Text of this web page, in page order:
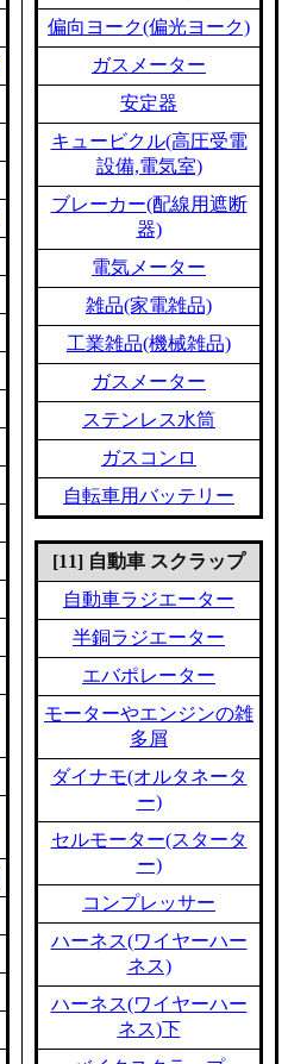
偏向ヨーク(偏光ヨーク)
ガスメーター
安定器
キュービクル(高圧受電
設備,電気室)
ブレーカー(配線用遮断
器)
電気メーター
雑品(家電雑品)
工業雑品(機械雑品)
ガスメーター
ステンレス水筒
ガスコンロ
自転車用バッテリー
[11] 自動車 スクラップ
自動車ラジエーター
半銅ラジエーター
エバポレーター
モーターやエンジンの雑
多屑
ダイナモ(オルタネータ
ー)
セルモーター(スタータ
ー)
コンプレッサー
ハーネス(ワイヤーハー
ネス)
ハーネス(ワイヤーハー
ネス)下